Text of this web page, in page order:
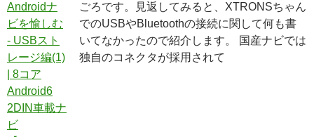
ごろです。見返してみると、XTRONSちゃん
でのUSBやBluetoothの接続に関して何も書
いてなかったので紹介します。 国産ナビでは
独自のコネクタが採用されて